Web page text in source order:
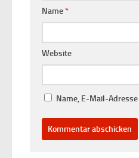
Name*
Website
Name, E-Mail-